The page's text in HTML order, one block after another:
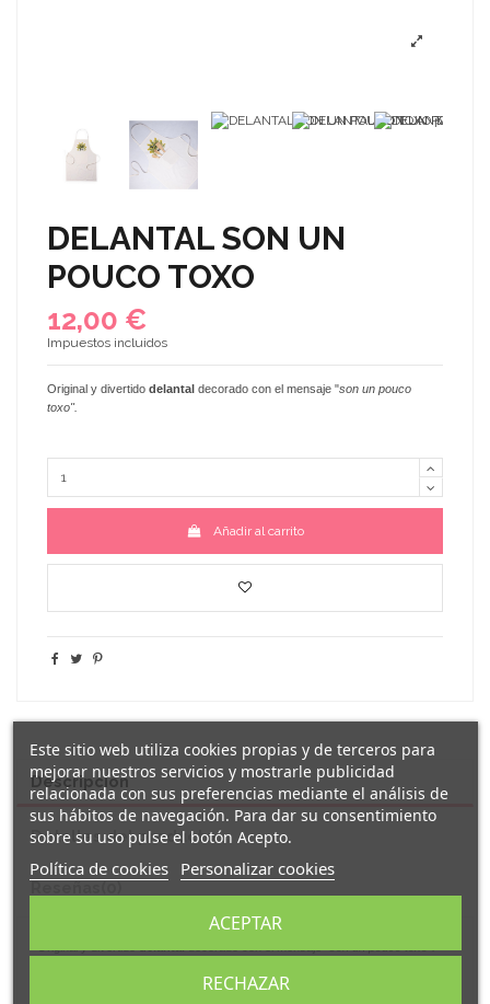
DELANTAL SON UN
POUCO TOXO
12,00 €
Impuestos incluidos
Original y divertido delantal decorado con el mensaje "son un pouco
toxo".
Añadir al carrito
Descripción
Detalles del producto
Este delantal está fabricado en material
140g/m2 en color natural.
Este sitio web utiliza cookies propias y de terceros para
mejorar nuestros servicios y mostrarle publicidad
relacionada con sus preferencias mediante el análisis de
sus hábitos de navegación. Para dar su consentimiento
sobre su uso pulse el botón Acepto.
Política de cookies Personalizar cookies
RECHAZAR
ACEPTAR